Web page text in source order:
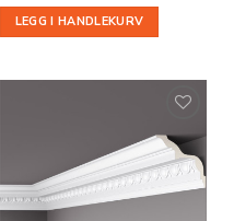
LEGG I HANDLEKURV
Legg til
i
ønskeliste